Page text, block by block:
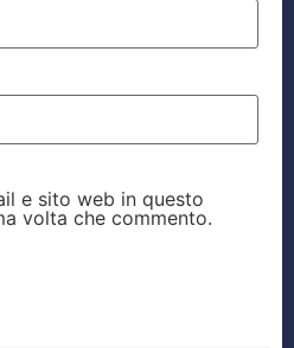
e sito web in questo
volta che commento.